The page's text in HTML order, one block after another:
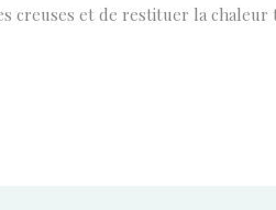
creuses et de restituer la